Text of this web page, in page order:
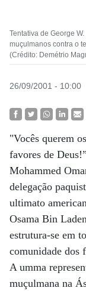
Tentativa de George
muçulmanos contra o
(Crédito: Demétrio
26/09/2001 - 10:00
"Vocês querem
favores de
Mohammed
delegação
ultimato
Osama Bin
estrutura-se em
comunidade dos
A umma
muçulmana na